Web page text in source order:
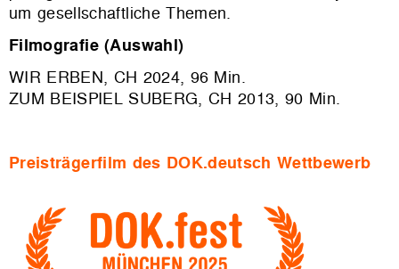
um gesellschaftliche Themen.
Filmografie (Auswahl)
WIR ERBEN, CH 2024, 96 Min.
ZUM BEISPIEL SUBERG, CH 2013, 90 Min.
Preisträgerfilm des DOK.deutsch Wettbewerb